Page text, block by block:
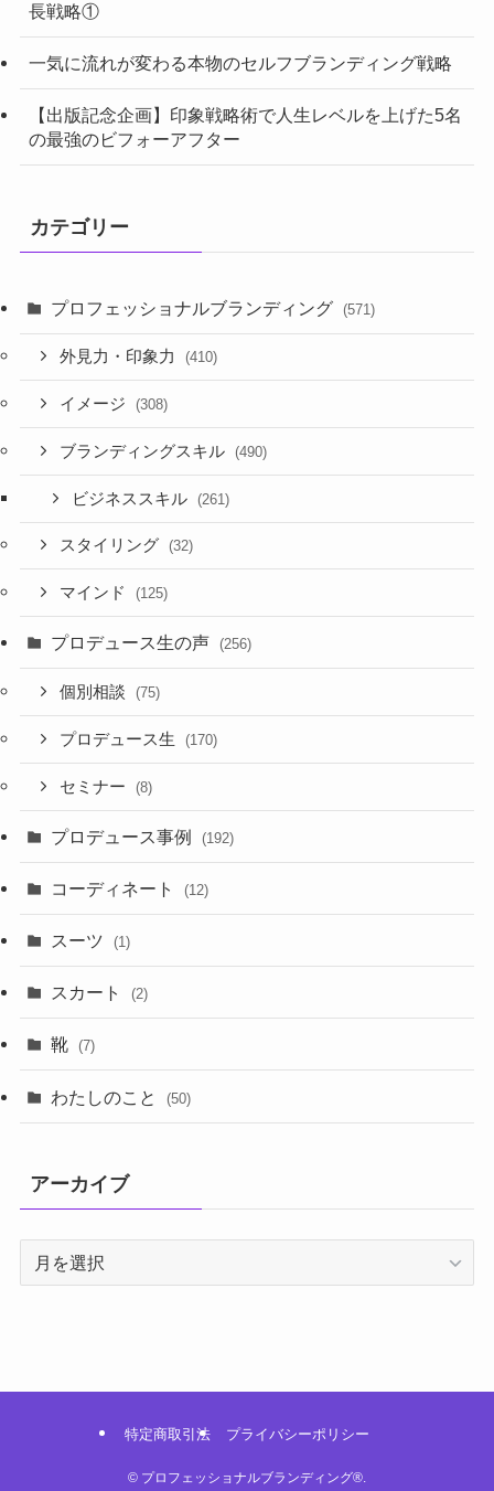
長戦略①
一気に流れが変わる本物のセルフブランディング戦略
【出版記念企画】印象戦略術で人生レベルを上げた5名
の最強のビフォーアフター
カテゴリー
プロフェッショナルブランディング (571)
外見力・印象力 (410)
イメージ (308)
ブランディングスキル (490)
ビジネススキル (261)
スタイリング (32)
マインド (125)
プロデュース生の声 (256)
個別相談 (75)
プロデュース生 (170)
セミナー (8)
プロデュース事例 (192)
コーディネート (12)
スーツ (1)
スカート (2)
靴 (7)
わたしのこと (50)
アーカイブ
特定商取引法 プライバシーポリシー
© プロフェッショナルブランディング®︎.